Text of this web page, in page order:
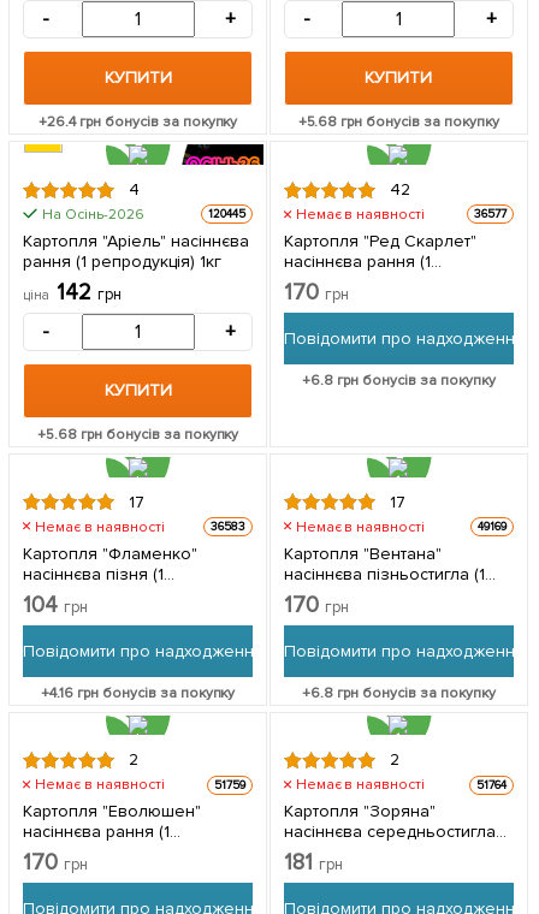
- +
КУПИТИ
+26.4 грн бонусів за покупку
- +
КУПИТИ
+5.68 грн бонусів за покупку
ЦІНА ЗА
1кг
4
На Осінь-2026 120445
Картопля "Аріель" насіннєва
рання (1 репродукція) 1кг
ціна 142грн
- +
КУПИТИ
+5.68 грн бонусів за покупку
42
Немає в наявності 36577
Картопля "Ред Скарлет"
насіннєва рання (1
репродукція) 1кг
170 грн
Повідомити про надходження
+6.8 грн бонусів за покупку
17
Немає в наявності 36583
Картопля "Фламенко"
насіннєва пізня (1
репродукція) 1 кг
104 грн
Повідомити про надходження
+4.16 грн бонусів за покупку
17
Немає в наявності 49169
Картопля "Вентана"
насіннєва пізньостигла (1
репродукція) 1кг
170 грн
Повідомити про надходження
+6.8 грн бонусів за покупку
2
Немає в наявності 51759
Картопля "Еволюшен"
насіннєва рання (1
репродукція) 1кг
170 грн
Повідомити про надходження
2
Немає в наявності 51764
Картопля "Зоряна"
насіннєва середньостигла
(еліта) 1кг
181 грн
Повідомити про надходження